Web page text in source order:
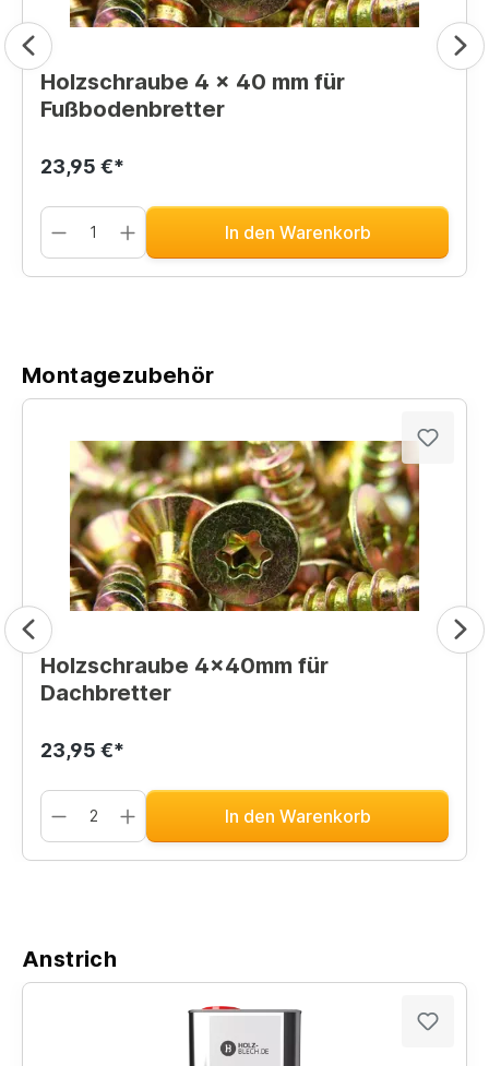
Holzschraube 4 x 40 mm für
Fußbodenbretter
23,95 €*
In den Warenkorb
Montagezubehör
Holzschraube 4x40mm für
Dachbretter
23,95 €*
In den Warenkorb
Anstrich